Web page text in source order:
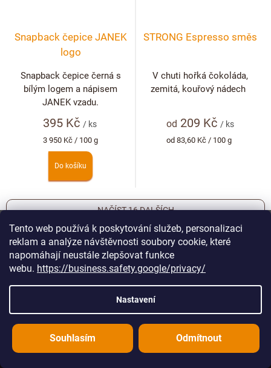
Tento web používá k poskytování služeb, personalizaci
reklam a analýze návštěvnosti soubory cookie, které
napomáhají neustále zlepšovat funkce
webu. https://business.safety.google/privacy/
Nastavení
Odmítnout
Souhlasím
Snapback čepice JANEK
logo
395 Kč/ ks
Měrná
cena:
3 950 Kč / 100 g
Do košíku
Snapback čepice černá s
bílým logem a nápisem
JANEK vzadu.
STRONG Espresso směs
od 209 Kč/ ks
Měrná
od 83,60 Kč / 100 g
V chuti hořká čokoláda,
zemitá, kouřový nádech
O
v
l
á
d
a
c
r
NAČÍST 16 DALŠÍCH
S
t
r
á
n
k
o
v
n
1 6
7
376 položek celkem
NAHORU
t